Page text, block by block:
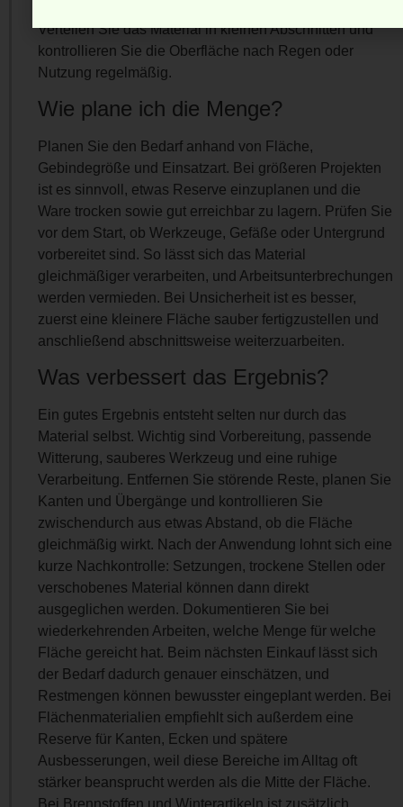
Verteilen Sie das Material in kleinen Abschnitten und
kontrollieren Sie die Oberfläche nach Regen oder
Nutzung regelmäßig.
Wie plane ich die Menge?
Planen Sie den Bedarf anhand von Fläche,
Gebindegröße und Einsatzart. Bei größeren Projekten
ist es sinnvoll, etwas Reserve einzuplanen und die
Ware trocken sowie gut erreichbar zu lagern. Prüfen Sie
vor dem Start, ob Werkzeuge, Gefäße oder Untergrund
vorbereitet sind. So lässt sich das Material
gleichmäßiger verarbeiten, und Arbeitsunterbrechungen
werden vermieden. Bei Unsicherheit ist es besser,
zuerst eine kleinere Fläche sauber fertigzustellen und
anschließend abschnittsweise weiterzuarbeiten.
Was verbessert das Ergebnis?
Ein gutes Ergebnis entsteht selten nur durch das
Material selbst. Wichtig sind Vorbereitung, passende
Witterung, sauberes Werkzeug und eine ruhige
Verarbeitung. Entfernen Sie störende Reste, planen Sie
Kanten und Übergänge und kontrollieren Sie
zwischendurch aus etwas Abstand, ob die Fläche
gleichmäßig wirkt. Nach der Anwendung lohnt sich eine
kurze Nachkontrolle: Setzungen, trockene Stellen oder
verschobenes Material können dann direkt
ausgeglichen werden. Dokumentieren Sie bei
wiederkehrenden Arbeiten, welche Menge für welche
Fläche gereicht hat. Beim nächsten Einkauf lässt sich
der Bedarf dadurch genauer einschätzen, und
Restmengen können bewusster eingeplant werden. Bei
Flächenmaterialien empfiehlt sich außerdem eine
Reserve für Kanten, Ecken und spätere
Ausbesserungen, weil diese Bereiche im Alltag oft
stärker beansprucht werden als die Mitte der Fläche.